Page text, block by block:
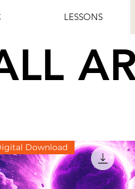
LESSONS
Download